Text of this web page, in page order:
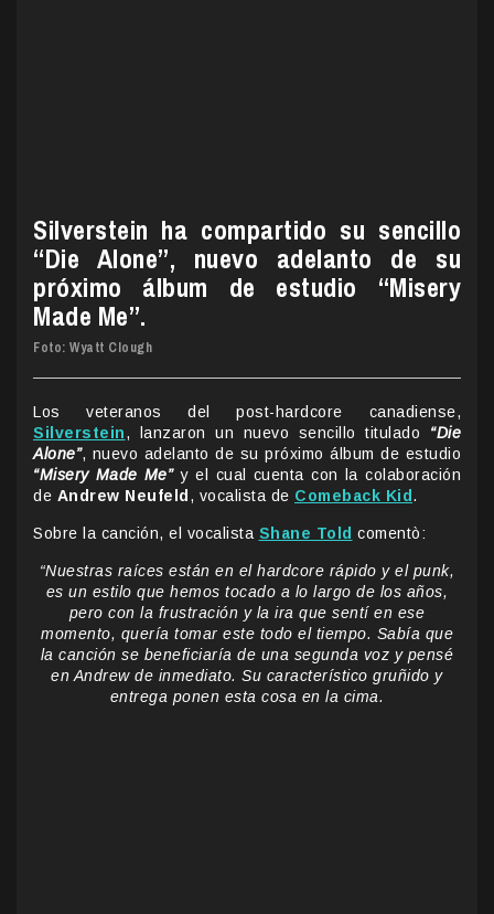
Silverstein ha compartido su sencillo
“Die Alone”, nuevo adelanto de su
próximo álbum de estudio “Misery
Made Me”.
Foto: Wyatt Clough
Los veteranos del post-hardcore canadiense,
Silverstein, lanzaron un nuevo sencillo titulado “Die
Alone”, nuevo adelanto de su próximo álbum de estudio
“Misery Made Me”y el cual cuenta con la colaboración
de Andrew Neufeld, vocalista de Comeback Kid.
Sobre la canción, el vocalista Shane Told comentò:
“Nuestras raíces están en el hardcore rápido y el punk,
es un estilo que hemos tocado a lo largo de los años,
pero con la frustración y la ira que sentí en ese
momento, quería tomar este todo el tiempo. Sabía que
la canción se beneficiaría de una segunda voz y pensé
en Andrew de inmediato. Su característico gruñido y
entrega ponen esta cosa en la cima.